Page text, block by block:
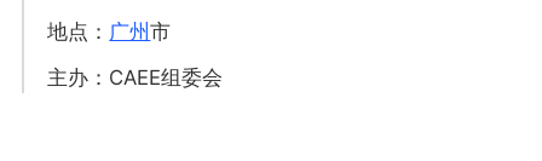
地点： 广州市
主办：CAEE组委会